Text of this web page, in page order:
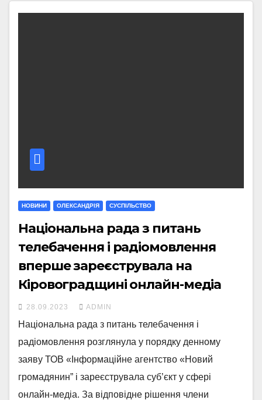
НОВИНИ ОЛЕКСАНДРІЯ СУСПІЛЬСТВО
Національна рада з питань
телебачення і радіомовлення
вперше зареєструвала на
Кіровоградщині онлайн-медіа
28.09.2023 ADMIN
Національна рада з питань телебачення і
радіомовлення розглянула у порядку денному
заяву ТОВ «Інформаційне агентство «Новий
громадянин” і зареєструвала суб’єкт у сфері
онлайн-медіа. За відповідне рішення члени